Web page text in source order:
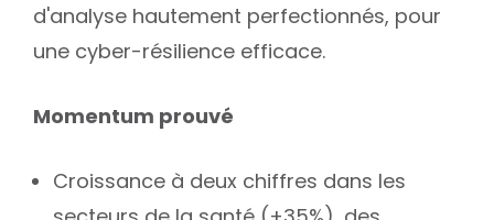
d'analyse hautement perfectionnés, pour
une cyber-résilience efficace.
Momentum prouvé
Croissance à deux chiffres dans les